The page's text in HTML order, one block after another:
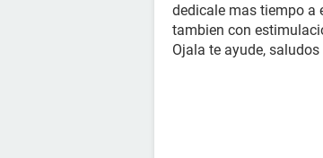
dedicale mas tiempo a
tambien con
Ojala te ayude, saludos